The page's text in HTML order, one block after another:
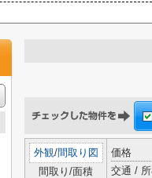
外観/間取り図
間取り/面積
価格
交通 /